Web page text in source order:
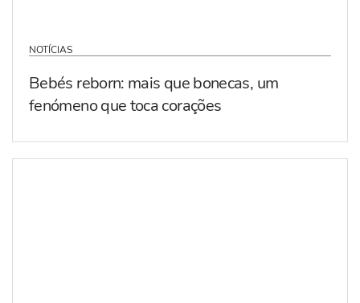
NOTÍCIAS
Bebés reborn: mais que bonecas, um
fenómeno que toca corações